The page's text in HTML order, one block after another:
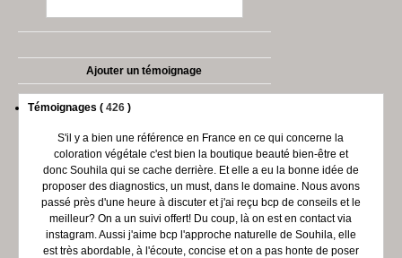
Ajouter un témoignage
Témoignages ( 426 )
S'il y a bien une référence en France en ce qui concerne la
coloration végétale c'est bien la boutique beauté bien-être et
donc Souhila qui se cache derrière. Et elle a eu la bonne idée de
proposer des diagnostics, un must, dans le domaine. Nous avons
passé près d'une heure à discuter et j'ai reçu bcp de conseils et le
meilleur? On a un suivi offert! Du coup, là on est en contact via
instagram. Aussi j'aime bcp l'approche naturelle de Souhila, elle
est très abordable, à l'écoute, concise et on a pas honte de poser